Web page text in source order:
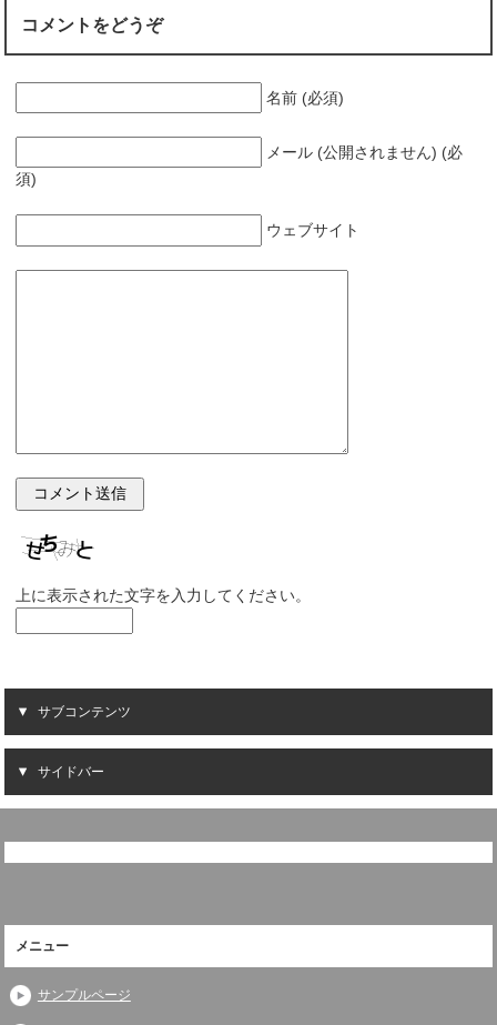
コメントをどうぞ
名前 (必須)
メール (公開されません) (必
須)
ウェブサイト
上に表示された文字を入力してください。
サブコンテンツ
サイドバー
メニュー
サンプルページ